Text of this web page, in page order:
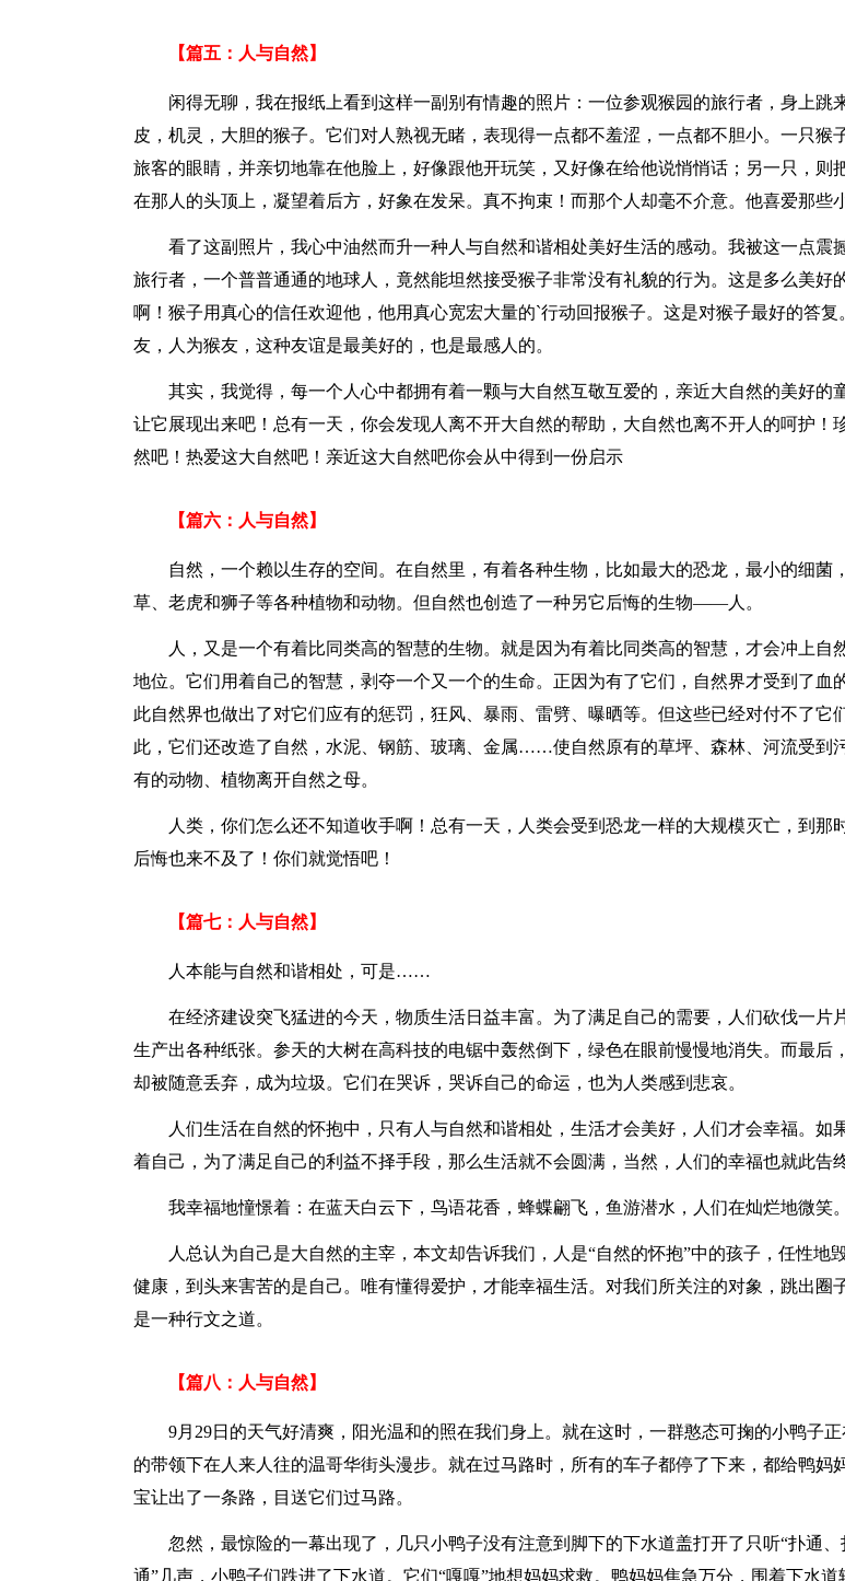
【篇五：人与自然】
闲得无聊，我在报纸上看到这样一副别有情趣的照片：一位参观猴园的旅行者，身上跳
皮，机灵，大胆的猴子。它们对人熟视无睹，表现得一点都不羞涩，一点都不胆小。一只猴
旅客的眼睛，并亲切地靠在他脸上，好像跟他开玩笑，又好像在给他说悄悄话；另一只，则
在那人的头顶上，凝望着后方，好象在发呆。真不拘束！而那个人却毫不介意。他喜爱那些
看了这副照片，我心中油然而升一种人与自然和谐相处美好生活的感动。我被这一点震
旅行者，一个普普通通的地球人，竟然能坦然接受猴子非常没有礼貌的行为。这是多么美好
啊！猴子用真心的信任欢迎他，他用真心宽宏大量的`行动回报猴子。这是对猴子最好的答复
友，人为猴友，这种友谊是最美好的，也是最感人的。
其实，我觉得，每一个人心中都拥有着一颗与大自然互敬互爱的，亲近大自然的美好的
让它展现出来吧！总有一天，你会发现人离不开大自然的帮助，大自然也离不开人的呵护！
然吧！热爱这大自然吧！亲近这大自然吧你会从中得到一份启示
【篇六：人与自然】
自然，一个赖以生存的空间。在自然里，有着各种生物，比如最大的恐龙，最小的细菌
草、老虎和狮子等各种植物和动物。但自然也创造了一种另它后悔的生物——人。
人，又是一个有着比同类高的智慧的生物。就是因为有着比同类高的智慧，才会冲上自
地位。它们用着自己的智慧，剥夺一个又一个的生命。正因为有了它们，自然界才受到了血
此自然界也做出了对它们应有的惩罚，狂风、暴雨、雷劈、曝晒等。但这些已经对付不了它
此，它们还改造了自然，水泥、钢筋、玻璃、金属……使自然原有的草坪、森林、河流受到
有的动物、植物离开自然之母。
人类，你们怎么还不知道收手啊！总有一天，人类会受到恐龙一样的大规模灭亡，到那
后悔也来不及了！你们就觉悟吧！
【篇七：人与自然】
人本能与自然和谐相处，可是……
在经济建设突飞猛进的今天，物质生活日益丰富。为了满足自己的需要，人们砍伐一片
生产出各种纸张。参天的大树在高科技的电锯中轰然倒下，绿色在眼前慢慢地消失。而最后
却被随意丢弃，成为垃圾。它们在哭诉，哭诉自己的命运，也为人类感到悲哀。
人们生活在自然的怀抱中，只有人与自然和谐相处，生活才会美好，人们才会幸福。如
着自己，为了满足自己的利益不择手段，那么生活就不会圆满，当然，人们的幸福也就此告终
我幸福地憧憬着：在蓝天白云下，鸟语花香，蜂蝶翩飞，鱼游潜水，人们在灿烂地微笑。
人总认为自己是大自然的主宰，本文却告诉我们，人是“自然的怀抱”中的孩子，任性地
健康，到头来害苦的是自己。唯有懂得爱护，才能幸福生活。对我们所关注的对象，跳出圈
是一种行文之道。
【篇八：人与自然】
9月29日的天气好清爽，阳光温和的照在我们身上。就在这时，一群憨态可掬的小鸭子
的带领下在人来人往的温哥华街头漫步。就在过马路时，所有的车子都停了下来，都给鸭妈
宝让出了一条路，目送它们过马路。
忽然，最惊险的一幕出现了，几只小鸭子没有注意到脚下的下水道盖打开了只听“扑通
通”几声，小鸭子们跌进了下水道。它们“嘎嘎”地想妈妈求救。鸭妈妈焦急万分，围着下水道